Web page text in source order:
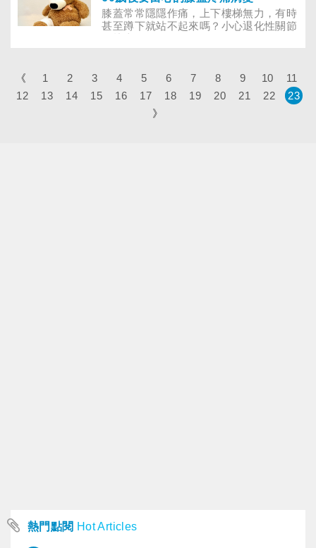
人員在退休前，該如何準備、規劃？特別
採訪幾對退休夫妻，且看他們如何用嘗試
和學習的心，開創人生新氣象、追求更高
膝蓋常常隱隱作痛，上下樓梯無力，有時
甚至蹲下就站不起來嗎？小心退化性關節
《 1 2 3 4 5 6 7 8 9 10
11
12
13 14 15 16 17 18 19 20 21 22
23
》
熱門點閱 Hot Articles